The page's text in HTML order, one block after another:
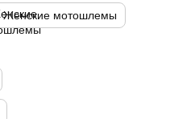
Женские мотошлемы